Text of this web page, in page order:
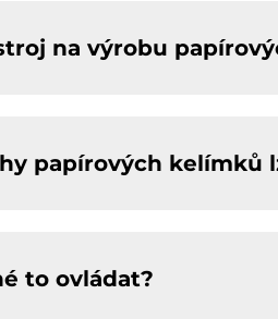
na výrobu
papírových kelímků
to ovládat?